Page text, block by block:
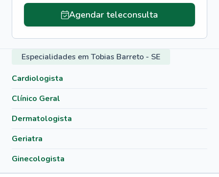
Agendar teleconsulta
Especialidades em Tobias Barreto - SE
Cardiologista
Clínico Geral
Dermatologista
Geriatra
Ginecologista